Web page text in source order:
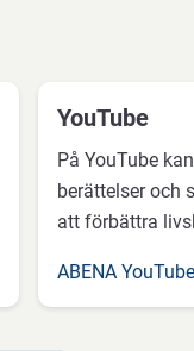
YouTube
På YouTube
berättelser och
att förbättra
ABENA